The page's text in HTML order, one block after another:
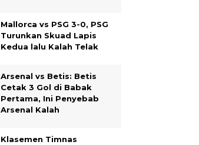
Mallorca vs PSG 3-0, PSG
Turunkan Skuad Lapis
Kedua lalu Kalah Telak
Arsenal vs Betis: Betis
Cetak 3 Gol di Babak
Pertama, Ini Penyebab
Arsenal Kalah
Klasemen Timnas